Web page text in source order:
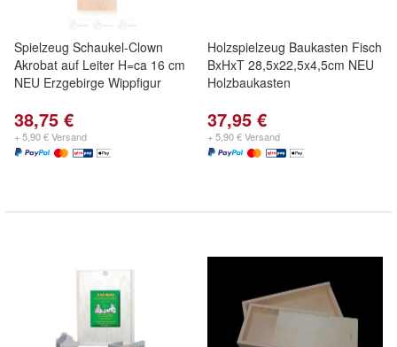
Spielzeug Schaukel-Clown
Akrobat auf Leiter H=ca 16 cm
NEU Erzgebirge Wippfigur
38,75 €
+ 5,90 € Versand
Holzspielzeug Baukasten Fisch
BxHxT 28,5x22,5x4,5cm NEU
Holzbaukasten
37,95 €
+ 5,90 € Versand